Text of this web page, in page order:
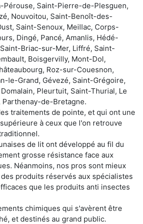
Pérouse, Saint-Pierre-de-Plesguen,
Nouvoitou, Saint-Benoît-des-
Saint-Senoux, Meillac, Corps-
Dingé, Pancé, Amanlis, Hédé-
Briac-sur-Mer, Liffré, Saint-
Boisgervilly, Mont-Dol,
Roz-sur-Couesnon,
le-Grand, Gévezé, Saint-Grégoire,
Pleurtuit, Saint-Thurial, Le
Parthenay-de-Bretagne.
traitements de pointe, et qui ont une
à ceux que l'on retrouve
de lit ont développé au fil du
grosse résistance face aux
Néanmoins, nos pros sont mieux
produits réservés aux spécialistes
que les produits anti insectes
chimiques qui s'avèrent être
et destinés au grand public.